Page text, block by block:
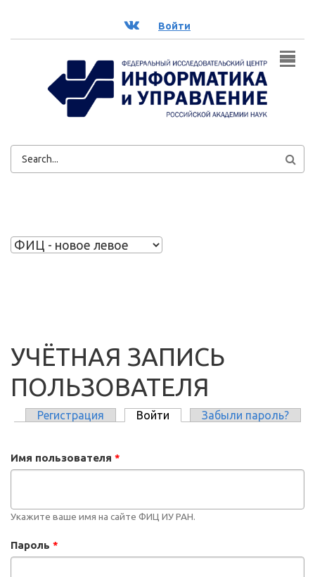
ВК Войти
ФОРМА
УЧЁТНАЯ ЗАПИСЬ
ПОЛЬЗОВАТЕЛЯ
Регистрация Войти (активная вкладка)
Забыли пароль?
Имя пользователя *
Укажите ваше имя на сайте ФИЦ ИУ РАН.
Пароль *